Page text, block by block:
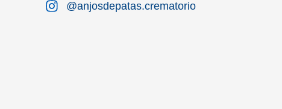
@anjosdepatas.crematorio